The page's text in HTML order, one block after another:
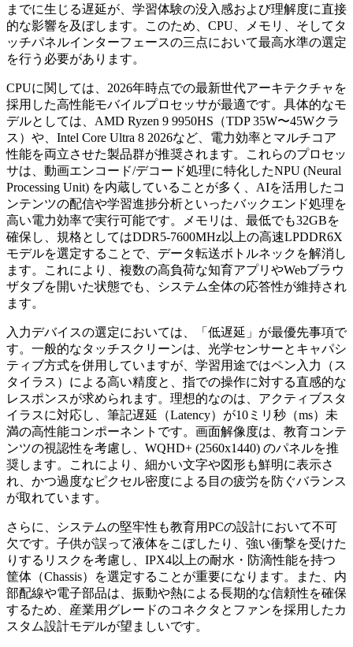
までに生じる遅延が、学習体験の没入感および理解度に直接
的な影響を及ぼします。このため、CPU、メモリ、そしてタ
ッチパネルインターフェースの三点において最高水準の選定
を行う必要があります。
CPUに関しては、2026年時点での最新世代アーキテクチャを
採用した高性能モバイルプロセッサが最適です。具体的なモ
デルとしては、AMD Ryzen 9 9950HS（TDP 35W〜45Wクラ
ス）や、Intel Core Ultra 8 2026など、電力効率とマルチコア
性能を両立させた製品群が推奨されます。これらのプロセッ
サは、動画エンコード/デコード処理に特化したNPU (Neural
Processing Unit) を内蔵していることが多く、AIを活用したコ
ンテンツの配信や学習進捗分析といったバックエンド処理を
高い電力効率で実行可能です。メモリは、最低でも32GBを
確保し、規格としてはDDR5-7600MHz以上の高速LPDDR6X
モデルを選定することで、データ転送ボトルネックを解消し
ます。これにより、複数の高負荷な知育アプリやWebブラウ
ザタブを開いた状態でも、システム全体の応答性が維持され
ます。
入力デバイスの選定においては、「低遅延」が最優先事項で
す。一般的なタッチスクリーンは、光学センサーとキャパシ
ティブ方式を併用していますが、学習用途ではペン入力（ス
タイラス）による高い精度と、指での操作に対する直感的な
レスポンスが求められます。理想的なのは、アクティブスタ
イラスに対応し、筆記遅延（Latency）が10ミリ秒（ms）未
満の高性能コンポーネントです。画面解像度は、教育コンテ
ンツの視認性を考慮し、WQHD+ (2560x1440) のパネルを推
奨します。これにより、細かい文字や図形も鮮明に表示さ
れ、かつ過度なピクセル密度による目の疲労を防ぐバランス
が取れています。
さらに、システムの堅牢性も教育用PCの設計において不可
欠です。子供が誤って液体をこぼしたり、強い衝撃を受けた
りするリスクを考慮し、IPX4以上の耐水・防滴性能を持つ
筐体（Chassis）を選定することが重要になります。また、内
部配線や電子部品は、振動や熱による長期的な信頼性を確保
するため、産業用グレードのコネクタとファンを採用したカ
スタム設計モデルが望ましいです。